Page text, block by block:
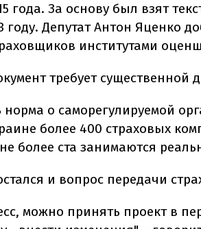
года. За основу был взят
году. Депутат Антон Яценко
институтами
требует существенной
норма о саморегулируемой
более 400 страховых
более ста занимаются
и вопрос передачи
можно принять проект в